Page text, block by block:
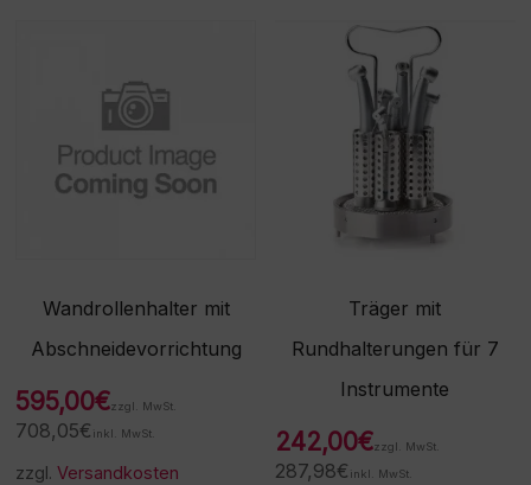
Wandrollenhalter mit
Abschneidevorrichtung
595,00€zzgl. MwSt.
708,05€ inkl. MwSt.
zzgl.Versandkosten
Träger mit
Rundhalterungen für 7
Instrumente
242,00€zzgl. MwSt.
287,98€ inkl. MwSt.